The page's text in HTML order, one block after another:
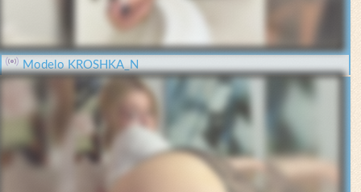
Modelo KROSHKA_N